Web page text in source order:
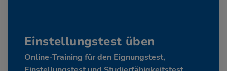
Einstellungstest üben
Online-Training für den Eignungstest,